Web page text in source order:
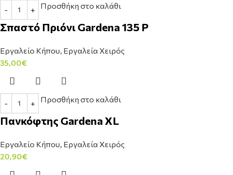
Προσθήκη στο καλάθι
Σπαστό Πριόνι Gardena 135 P
Εργαλείο Κήπου, Εργαλεία Χειρός
35,00€
Προσθήκη στο καλάθι
Πανκόφτης Gardena XL
Εργαλείο Κήπου, Εργαλεία Χειρός
20,90€